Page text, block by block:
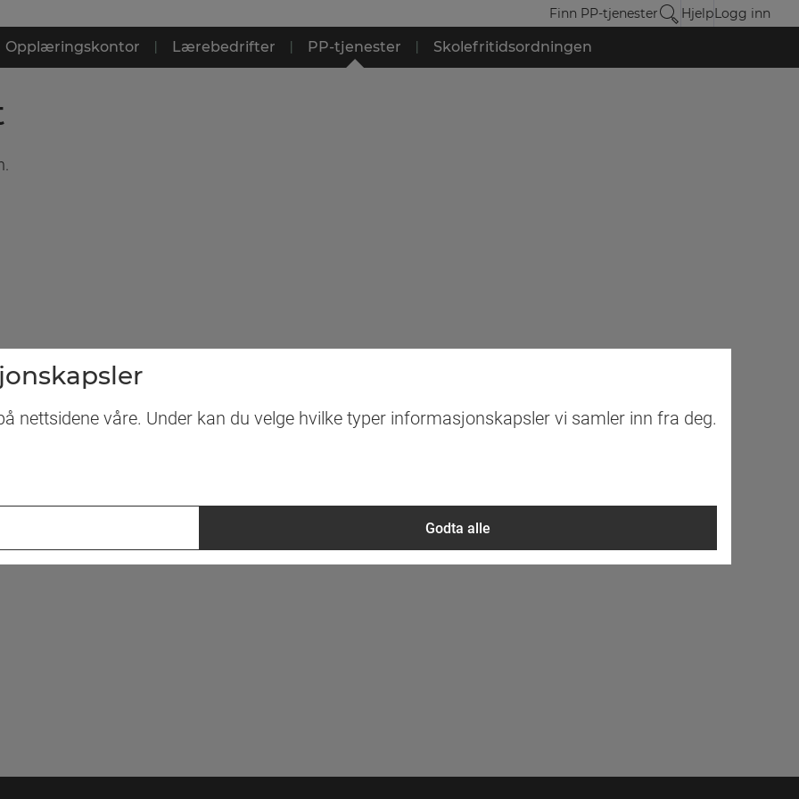
Finn PP-tjenester HjelpLogg inn
Opplæringskontor | Lærebedrifter | PP-tjenester | Skolefritidsordningen
nettsidene våre. Under kan du velge hvilke typer informasjonskapsler vi samler inn fra deg.
Godta alle